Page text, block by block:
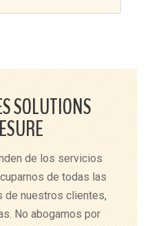
SOLUTIONS
de los servicios
de todas las
de nuestros clientes,
No abogamos por